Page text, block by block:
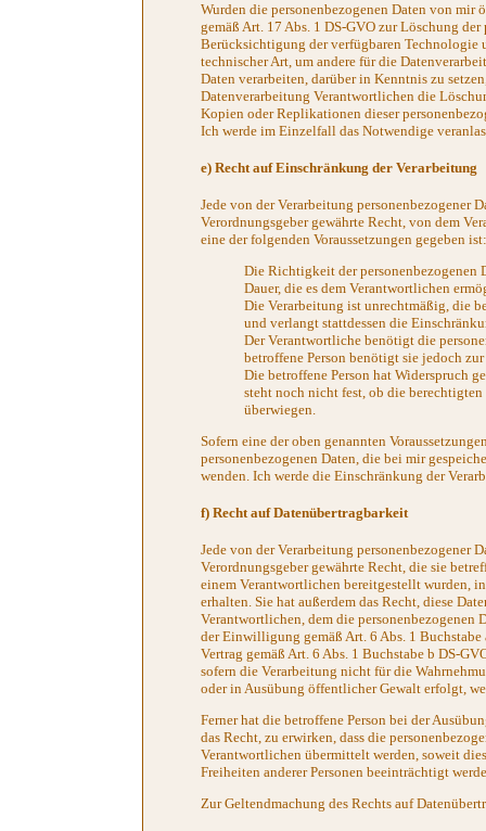
Wurden die personenbezogenen Daten von
gemäß Art. 17 Abs. 1 DS-GVO zur Löschung
Berücksichtigung der verfügbaren Technologie
technischer Art, um andere für die
Daten verarbeiten, darüber in Kenntnis zu
Datenverarbeitung Verantwortlichen die
Kopien oder Replikationen dieser
Ich werde im Einzelfall das Notwendige
e) Recht auf Einschränkung der Verarbeitung
Jede von der Verarbeitung personenbezogener
Verordnungsgeber gewährte Recht, von dem
eine der folgenden Voraussetzungen gegeben ist:
Die Richtigkeit der personenbezogenen
Dauer, die es dem Verantwortlichen
Die Verarbeitung ist unrechtmäßig, die
und verlangt stattdessen die
Der Verantwortliche benötigt die
betroffene Person benötigt sie jedoch
Die betroffene Person hat Widerspruch
steht noch nicht fest, ob die
überwiegen.
Sofern eine der oben genannten
personenbezogenen Daten, die bei mir
wenden. Ich werde die Einschränkung der
f) Recht auf Datenübertragbarkeit
Jede von der Verarbeitung personenbezogener
Verordnungsgeber gewährte Recht, die sie
einem Verantwortlichen bereitgestellt wurden,
erhalten. Sie hat außerdem das Recht, diese
Verantwortlichen, dem die personenbezogenen
der Einwilligung gemäß Art. 6 Abs. 1 Buchstabe
Vertrag gemäß Art. 6 Abs. 1 Buchstabe b DS-
sofern die Verarbeitung nicht für die
oder in Ausübung öffentlicher Gewalt erfolgt,
Ferner hat die betroffene Person bei der
das Recht, zu erwirken, dass die
Verantwortlichen übermittelt werden, soweit
Freiheiten anderer Personen beeinträchtigt
Zur Geltendmachung des Rechts auf